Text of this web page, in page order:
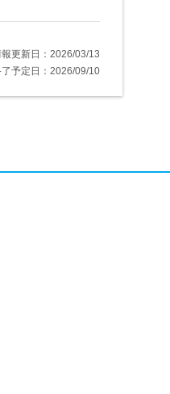
更新日：2026/03/13
予定日：2026/09/10